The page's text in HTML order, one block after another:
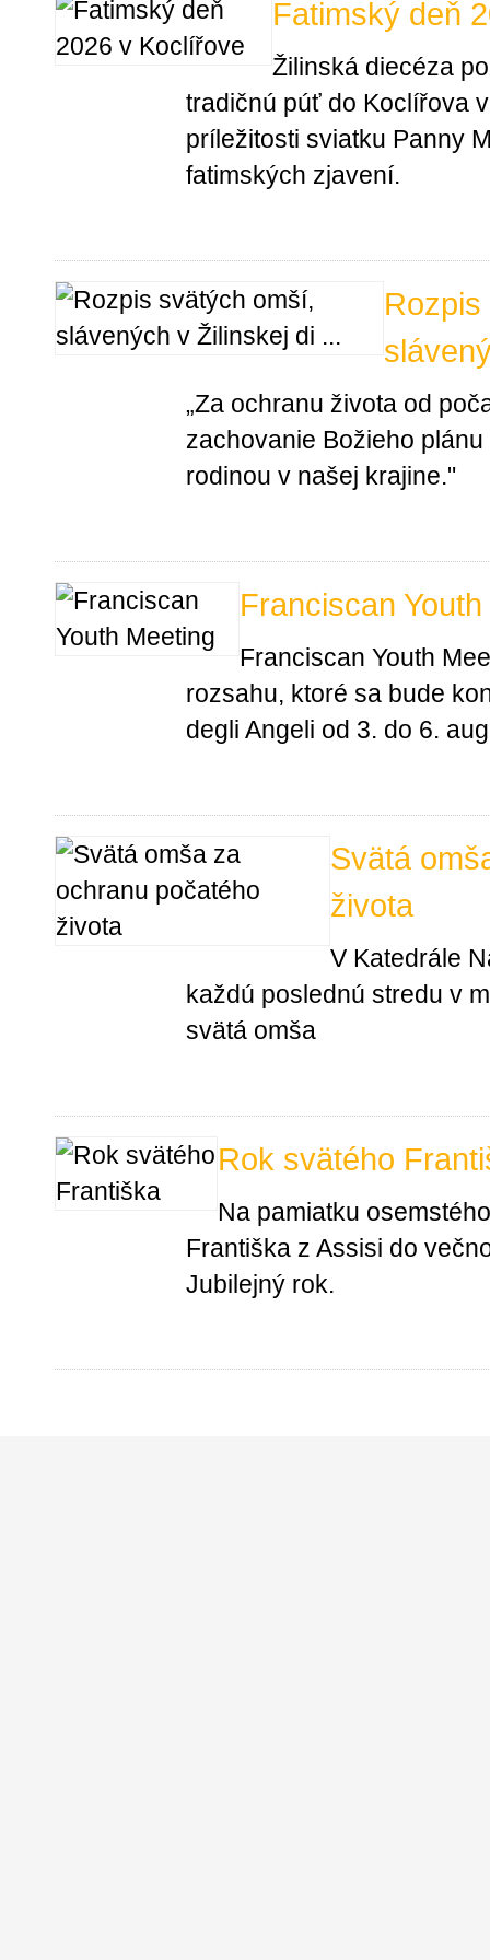
Fatimský deň
Žilinská diecéza
tradičnú púť do Koclířova
príležitosti sviatku Panny
fatimských zjavení.
„Za ochranu života od
zachovanie Božieho
rodinou v našej krajine."
Franciscan
Franciscan Youth
rozsahu, ktoré sa bude
degli Angeli od 3. do 6.
Svätá
života
V Katedrále
každú poslednú stredu v
svätá omša
Rok svätého
Na pamiatku
Františka z Assisi do
Jubilejný rok.